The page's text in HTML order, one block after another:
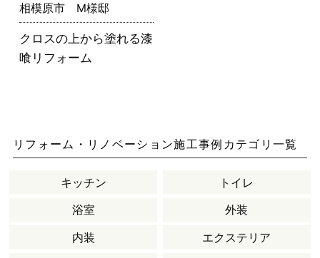
相模原市 M様邸
クロスの上から塗れる漆
喰リフォーム
リフォーム・リノベーション施工事例カテゴリ一覧
キッチン トイレ
浴室 外装
内装 エクステリア